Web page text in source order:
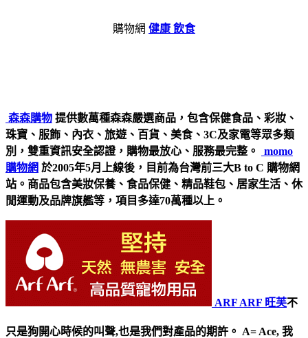
購物網 健康 飲食
森森購物 提供數萬種森森嚴選商品，包含保健食品、彩妝、
珠寶、服飾、內衣、旅遊、百貨、美食、3C及家電等眾多類
別，雙重資訊安全認證，購物最放心、服務最完整。
momo
購物網 於2005年5月上線後，目前為台灣前三大B to C 購物網
站。商品包含美妝保養、食品保健、精品鞋包、居家生活、休
閒運動及品牌旗艦等，項目多達70萬種以上。
ARF ARF 旺芙不
只是狗開心時候的叫聲,也是我們對產品的期許。 A= Ace, 我